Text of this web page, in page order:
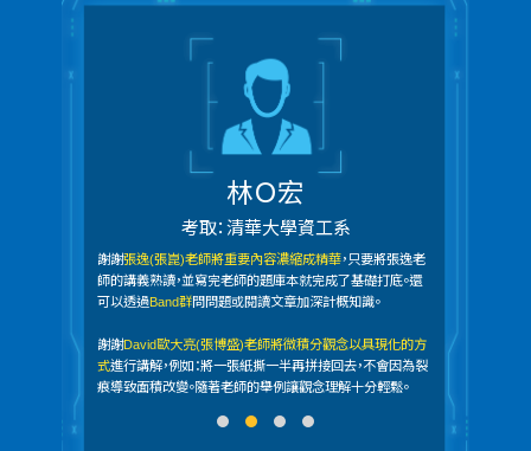
林Ｏ宏
考取：清華大學資工系
謝謝張逸(張崑)老師將重要內容濃縮成精華，只要將張逸老
師的講義熟讀，並寫完老師的題庫本就完成了基礎打底。還
可以透過Band群問問題或閱讀文章加深計概知識。
謝謝David歐大亮(張博盛)老師將微積分觀念以具現化的方
式進行講解，例如：將一張紙撕一半再拼接回去，不會因為裂
痕導致面積改變。隨著老師的舉例讓觀念理解十分輕鬆。